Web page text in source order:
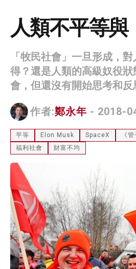
人類不平等
「牧民社會」一旦形成，
得？還是人類的高級奴役
會，但還沒有開始思考和反
作者:鄭永年 - 2018-
平等 Elon Musk SpaceX 《管
福利社會
財富不均